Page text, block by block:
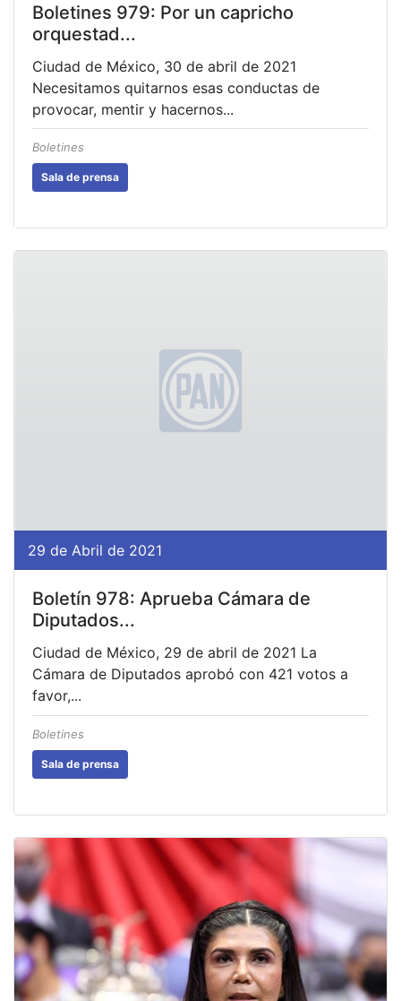
Boletines 979: Por un capricho
orquestad...
Ciudad de México, 30 de abril de 2021
Necesitamos quitarnos esas conductas de
provocar, mentir y hacernos...
Boletines
Sala de prensa
29 de Abril de 2021
Boletín 978: Aprueba Cámara de
Diputados...
Ciudad de México, 29 de abril de 2021 La
Cámara de Diputados aprobó con 421 votos a
favor,...
Boletines
Sala de prensa